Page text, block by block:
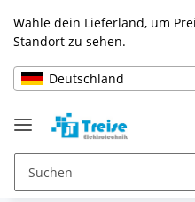
Wähle dein Lieferland, um
Standort zu sehen.
Deutschland